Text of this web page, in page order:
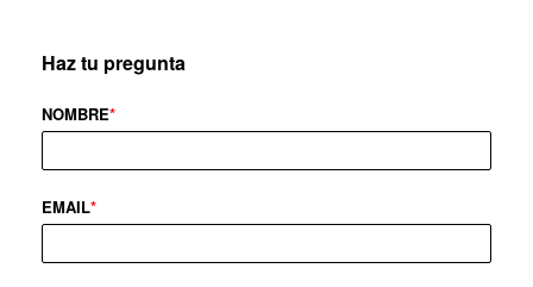
Haz tu pregunta
NOMBRE*
EMAIL*